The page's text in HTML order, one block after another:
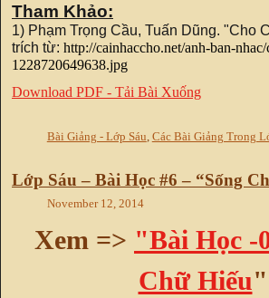
Tham Khảo:
1) Phạm Trọng Cầu, Tuấn Dũng. "Cho
trích từ: http://cainhaccho.net/anh-ban-
1228720649638.jpg
Download PDF - Tải Bài Xuống
Bài Giảng - Lớp Sáu, Các Bài Giảng Trong
Lớp Sáu – Bài Học #6 – “Sống
November 12, 2014
Xem => "Bài Học -
Chữ Hiếu"